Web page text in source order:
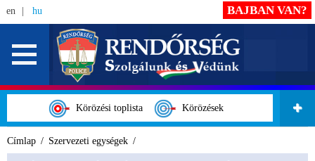
en hu
Körözési toplista Körözések
BAJBAN VAN?
Címlap Szervezeti egységek